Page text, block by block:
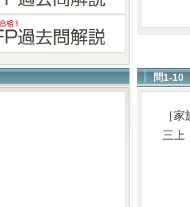
問1-10
［家
三上
詩
悠